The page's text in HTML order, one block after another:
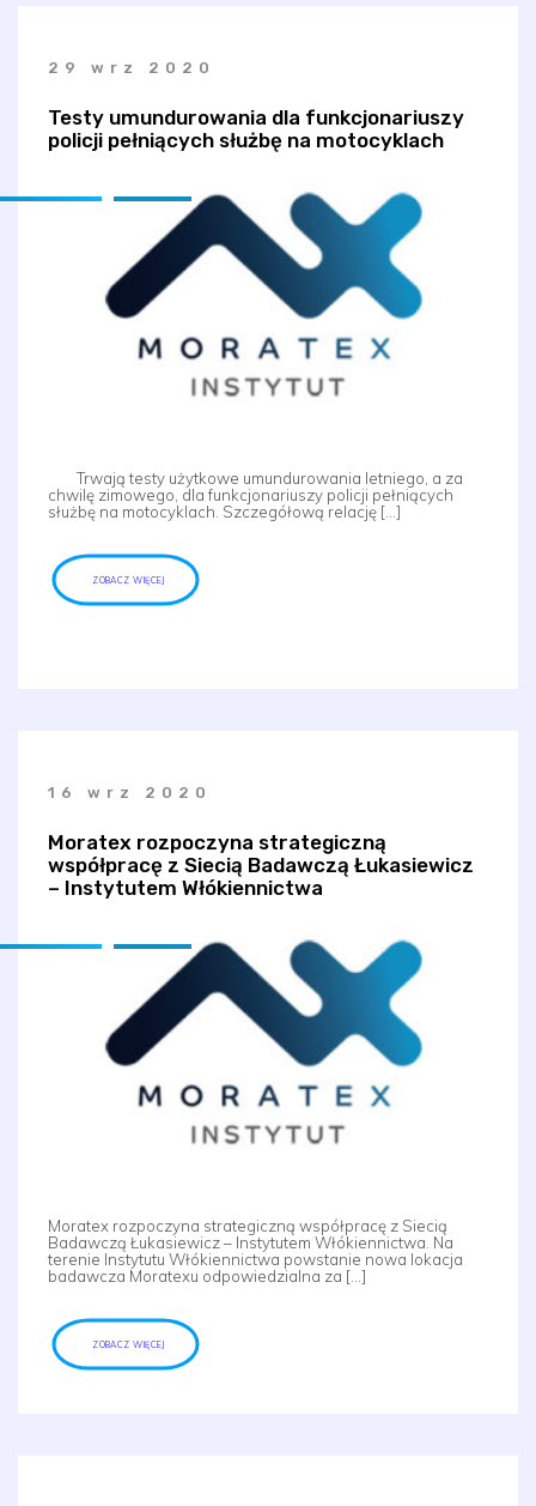
29 wrz 2020
Testy umundurowania dla funkcjonariuszy
policji pełniących służbę na motocyklach
Trwają testy użytkowe umundurowania letniego, a za
chwilę zimowego, dla funkcjonariuszy policji pełniących
służbę na motocyklach. Szczegółową relację […]
ZOBACZ WIĘCEJ
16 wrz 2020
Moratex rozpoczyna strategiczną
współpracę z Siecią Badawczą Łukasiewicz
– Instytutem Włókiennictwa
Moratex rozpoczyna strategiczną współpracę z Siecią
Badawczą Łukasiewicz – Instytutem Włókiennictwa. Na
terenie Instytutu Włókiennictwa powstanie nowa lokacja
badawcza Moratexu odpowiedzialna za […]
ZOBACZ WIĘCEJ